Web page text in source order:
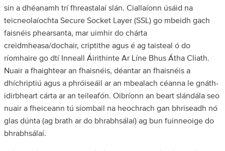
sin a dhéanamh trí fhreastalaí slán. Ciallaíonn úsáid na
teicneolaíochta Secure Socket Layer (SSL) go mbeidh gach
faisnéis phearsanta, mar uimhir do chárta
creidmheasa/dochair, criptithe agus é ag taisteal ó do
ríomhaire go dtí Inneall Áirithinte Ar Líne Bhus Átha Cliath.
Nuair a fhaightear an fhaisnéis, déantar an fhaisnéis a
dhíchriptiú agus a phróiseáil ar an mbealach céanna le gnáth-
idirbheart cárta ar an teileafón. Oibríonn an beart slándála seo
nuair a fheiceann tú siombail na heochrach gan bhriseadh nó
glas dúnta (ag brath ar do bhrabhsálaí) ag bun fuinneoige do
bhrabhsálaí.